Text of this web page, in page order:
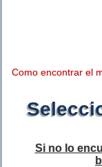
Como encontrar el
Si no lo